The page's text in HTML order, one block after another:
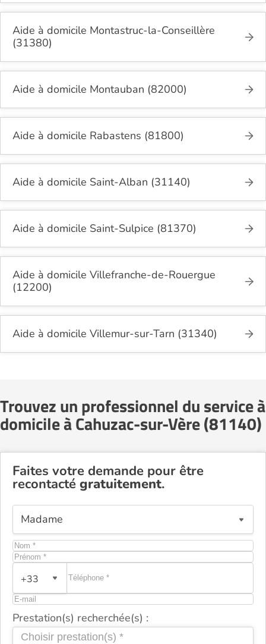
Aide à domicile Montastruc-la-Conseillère
(31380)
Aide à domicile Montauban (82000)
Aide à domicile Rabastens (81800)
Aide à domicile Saint-Alban (31140)
Aide à domicile Saint-Sulpice (81370)
Aide à domicile Villefranche-de-Rouergue
(12200)
Aide à domicile Villemur-sur-Tarn (31340)
Trouvez un professionnel du service à
domicile à Cahuzac-sur-Vère (81140)
Faites votre demande pour être
recontacté gratuitement.
+33
Prestation(s) recherchée(s) :